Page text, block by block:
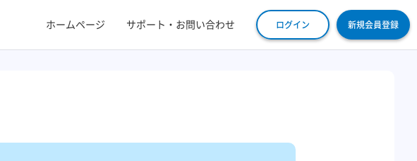
ホームページ サポート・お問い合わせ ログイン 新規会員登録